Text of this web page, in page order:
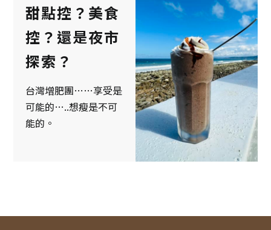
甜點控？美食
控？還是夜市
探索？
台灣增肥團……享受是
可能的…..想瘦是不可
能的。